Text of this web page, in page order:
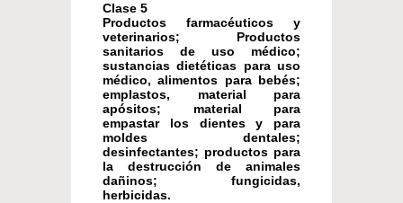
Clase 5
Productos farmacéuticos y
veterinarios; Productos
sanitarios de uso médico;
sustancias dietéticas para uso
médico, alimentos para bebés;
emplastos, material para
apósitos; material para
empastar los dientes y para
moldes dentales;
desinfectantes; productos para
la destrucción de animales
dañinos; fungicidas,
herbicidas.